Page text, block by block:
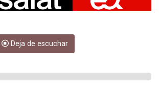
FKP 0.8566
GGP 0.8566
GHS 13.526832
GMD 84.980421
Deja de escuchar